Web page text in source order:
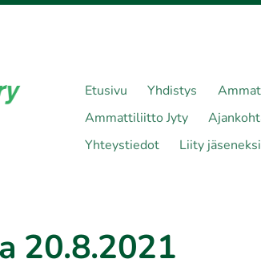
Etusivu Yhdistys
Ammattiliitto Jyty
Yhteystiedot
Liity jäseneksi
20.8.2021